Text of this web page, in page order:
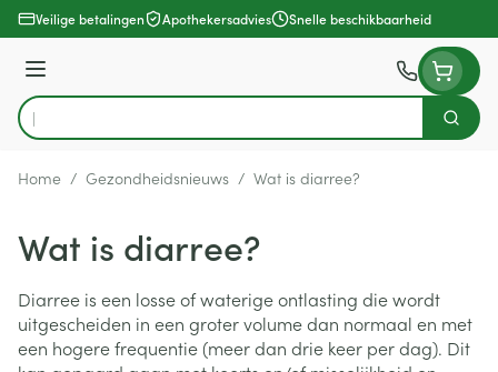
Ga naar de inhoud
Veilige betalingen Apothekersadvies Snelle beschikbaarheid
Menu
Product, merk, categorie...
Zoek
Home / Gezondheidsnieuws / Wat is diarree?
Wat is diarree?
Diarree is een losse of waterige ontlasting die wordt
uitgescheiden in een groter volume dan normaal en met
een hogere frequentie (meer dan drie keer per dag). Dit